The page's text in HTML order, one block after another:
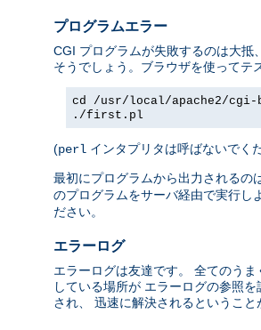
プログラムエラー
CGI プログラムが失敗するのは大抵
そうでしょう。ブラウザを使ってテ
cd /usr/local/apache2/cgi-
./first.pl
(perl インタプリタは呼ばないでく
最初にプログラムから出力されるの
のプログラムをサーバ経由で実行し
ださい。
エラーログ
エラーログは友達です。 全てのう
している場所が エラーログの参照
され、 迅速に解決されるということ